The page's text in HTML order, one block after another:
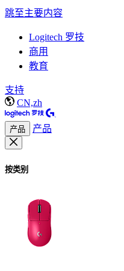
跳至主要内容
Logitech 罗技
商用
教育
支持
CN,zh
产品 产品
按类别